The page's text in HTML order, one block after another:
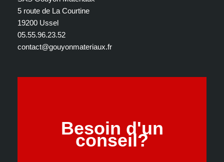
5 route de La Courtine
19200 Ussel
05.55.96.23.52
contact@gouyonmateriaux.fr
Besoin d'un
conseil?